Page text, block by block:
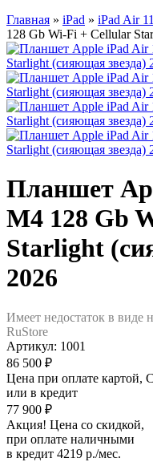
Главная » iPad » iPad Air
128 Gb Wi-Fi + Cellular
Планшет
M4 128 Gb
Starlight
2026
Имеет недостаток в виде
RuStore
Артикул: 1001
86 500 ₽
Цена при оплате картой,
или в кредит
77 900 ₽
Акция! Цена со скидкой,
при оплате наличными
в кредит 4219 р./мес.